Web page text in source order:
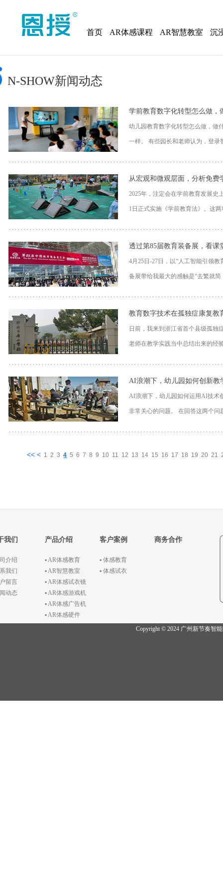
首页 AR体感课程 AR智慧教室 沉
N-SHOW新闻动态
学前教育数字化转型怎么做，
幼儿园教育数字化转型怎么做，做
一样。 有些园长和老师认为，登录
从宏观和微观层面，分析免费
2025年，注定会在学前教育发展史
1日正式实施《学前教育法》。这
透过第85届教育装备展，看课
4月25日-27日，以“人工智能引领
备展带给我最大的感触是“去繁就
教育数字技术在孤独症康复教
日前，我来到浙江省首个县级孤独
老师在教学实践当中总结出来的经
AI浪潮下，幼儿园如何创新教
AI浪潮下，幼儿园如何运用AI技术
非常关心的问题。 在回答这两个
<< < 1 2 3 4 5 6 7 8 9 10 11 12 13 14 15 16 17 18 19 20 21
我们
介绍
我们
留言
动态
产品介绍
▪ AR体感教育
▪ AR智慧教室
▪ AR体感试衣镜
▪ AR体感游戏机
▪ AR体感广告机
▪ AR体感硬件
客户案例
▪ 体感教育
▪ 体感试衣
商务合作
Copyright © 2024 广州新节奏智